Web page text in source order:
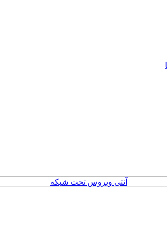
آنتی ویروس تحت شبکه